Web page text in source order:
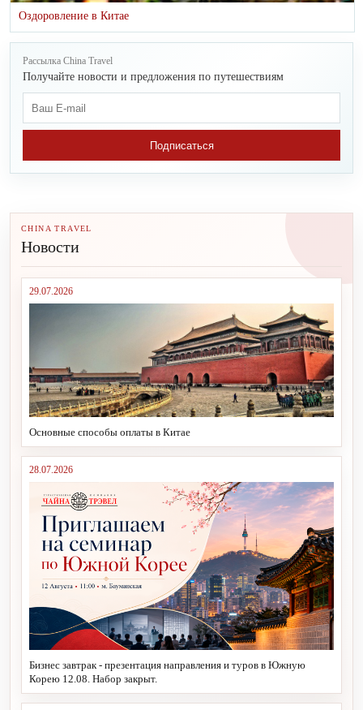
Оздоровление в Китае
Рассылка China Travel
Получайте новости и предложения по путешествиям
Подписаться
CHINA TRAVEL
Новости
29.07.2026
Основные способы оплаты в Китае
28.07.2026
Бизнес завтрак - презентация направления и туров в Южную
Корею 12.08. Набор закрыт.